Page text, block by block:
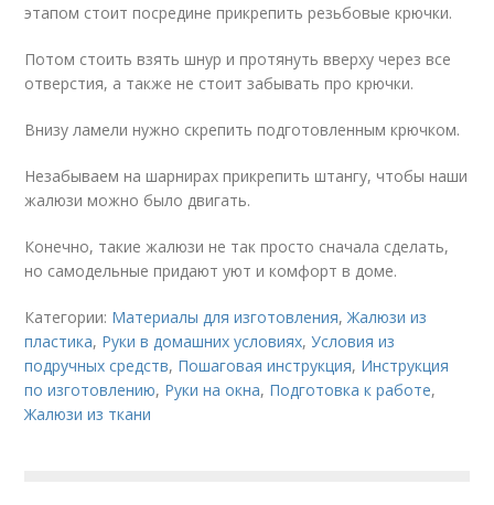
этапом стоит посредине прикрепить резьбовые крючки.
Потом стоить взять шнур и протянуть вверху через все
отверстия, а также не стоит забывать про крючки.
Внизу ламели нужно скрепить подготовленным крючком.
Незабываем на шарнирах прикрепить штангу, чтобы наши
жалюзи можно было двигать.
Конечно, такие жалюзи не так просто сначала сделать,
но самодельные придают уют и комфорт в доме.
Категории: Материалы для изготовления,Жалюзи из
пластика, Руки в домашних условиях,Условия из
подручных средств, Пошаговая инструкция, Инструкция
по изготовлению, Руки на окна, Подготовка к работе,
Жалюзи из ткани